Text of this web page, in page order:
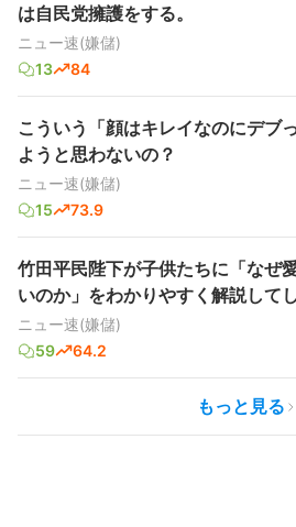
は自民党擁護をする。
ニュー速(嫌儲)
13
84
こういう「顔はキレイなのにデブ
ようと思わないの？
ニュー速(嫌儲)
15
73.9
竹田平民陛下が子供たちに「なぜ
いのか」をわかりやすく解説して
ニュー速(嫌儲)
59
64.2
もっと見る